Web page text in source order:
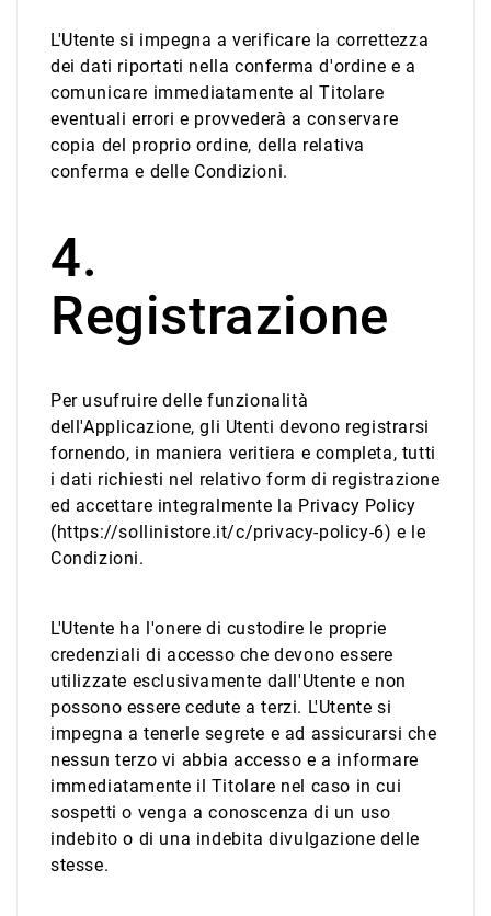
L'Utente si impegna a verificare la correttezza
dei dati riportati nella conferma d'ordine e a
comunicare immediatamente al Titolare
eventuali errori e provvederà a conservare
copia del proprio ordine, della relativa
conferma e delle Condizioni.
4.
Registrazione
Per usufruire delle funzionalità
dell'Applicazione, gli Utenti devono registrarsi
fornendo, in maniera veritiera e completa, tutti
i dati richiesti nel relativo form di registrazione
ed accettare integralmente la Privacy Policy
(https://sollinistore.it/c/privacy-policy-6) e le
Condizioni.
L'Utente ha l'onere di custodire le proprie
credenziali di accesso che devono essere
utilizzate esclusivamente dall'Utente e non
possono essere cedute a terzi. L'Utente si
impegna a tenerle segrete e ad assicurarsi che
nessun terzo vi abbia accesso e a informare
immediatamente il Titolare nel caso in cui
sospetti o venga a conoscenza di un uso
indebito o di una indebita divulgazione delle
stesse.